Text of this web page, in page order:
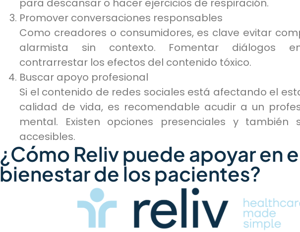
para descansar o hacer ejercicios de respiración.
Promover conversaciones responsables
Como creadores o consumidores, es clave evitar
alarmista sin contexto. Fomentar diálogos
contrarrestar los efectos del contenido tóxico.
Buscar apoyo profesional
Si el contenido de redes sociales está afectando el
calidad de vida, es recomendable acudir a un
mental. Existen opciones presenciales y también
accesibles.
¿Cómo Reliv puede apoyar en
bienestar de los pacientes?